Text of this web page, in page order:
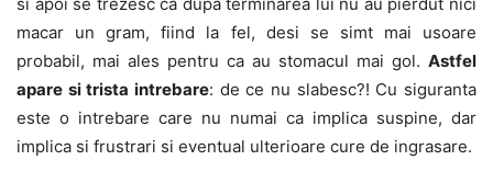
si apoi se trezesc ca dupa terminarea lui nu au pierdut nici
macar un gram, fiind la fel, desi se simt mai usoare
probabil, mai ales pentru ca au stomacul mai gol. Astfel
apare si trista intrebare: de ce nu slabesc?! Cu siguranta
este o intrebare care nu numai ca implica suspine, dar
implica si frustrari si eventual ulterioare cure de ingrasare.